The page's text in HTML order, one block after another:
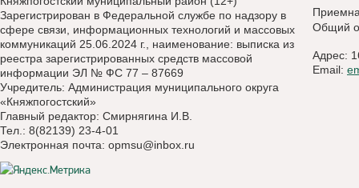
Зарегистрирован в Федеральной службе по надзору в
сфере связи, информационных технологий и массовых
коммуникаций 25.06.2024 г., наименование: выписка из
реестра зарегистрированных средств массовой
информации ЭЛ № ФС 77 – 87669
Учредитель: Администрация муниципального округа
«Княжпогостский»
Главный редактор: Смирнягина И.В.
Тел.: 8(82139) 23-4-01
Электронная почта: opmsu@inbox.ru
Общий
Адрес:
Email: